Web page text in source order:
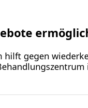
gegen